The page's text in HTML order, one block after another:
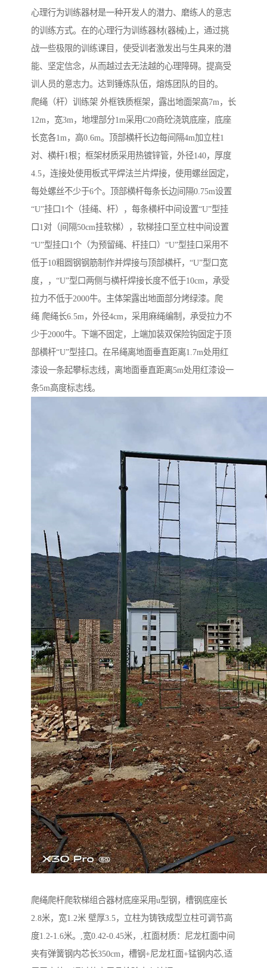
心理行为训练器材是一种开发人的潜力、磨练人的意志
的训练方式。在的心理行为训练器材(器械)上，通过挑
战一些极限的训练课目，使受训者激发出与生具来的潜
能、坚定信念，从而越过去无法越的心理障碍。提高受
训人员的意志力。达到锤炼队伍，熔炼团队的目的。
爬绳（杆）训练架 外框铁质框架，露出地面架高7m，长
12m，宽3m，地埋部分1m采用C20商砼浇筑底座，底座
长宽各1m，高0.6m。顶部横杆长边每间隔4m加立柱1
对、横杆1根；框架材质采用热镀锌管，外径140，厚度
4.5，连接处使用板式平焊法兰片焊接，使用螺丝固定，
每处螺丝不少于6个。顶部横杆每条长边间隔0.75m设置
“U”挂口1个（挂绳、杆），每条横杆中间设置“U”型挂
口1对（间隔50cm挂软梯），软梯挂口至立柱中间设置
“U”型挂口1个（为预留绳、杆挂口）“U”型挂口采用不
低于10粗圆钢钢筋制作并焊接与顶部横杆，“U”型口宽
度，，“U”型口两侧与横杆焊接长度不低于10cm，承受
拉力不低于2000牛。主体架露出地面部分烤绿漆。爬
绳 爬绳长6.5m，外径4cm，采用麻绳编制，承受拉力不
少于2000牛。下端不固定，上端加装双保险钩固定于顶
部横杆“U”型挂口。在吊绳离地面垂直距离1.7m处用红
漆设一条起攀标志线，离地面垂直距离5m处用红漆设一
条5m高度标志线。
爬绳爬杆爬软梯组合器材底座采用u型钢，槽钢底座长
2.8米，宽1.2米 壁厚3.5，立柱为铸铁成型立柱可调节高
度1.2-1.6米。,宽0.42-0.45米，,杠面材质：尼龙杠面中间
夹有弹簧钢内芯长350cm，槽钢+尼龙杠面+锰钢内芯,适